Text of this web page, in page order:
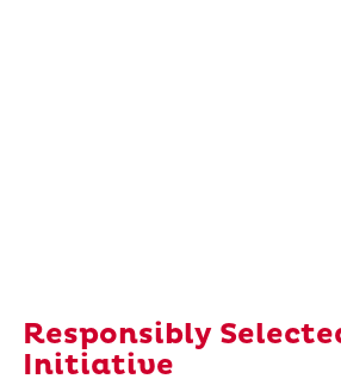
Responsibly
Initiative